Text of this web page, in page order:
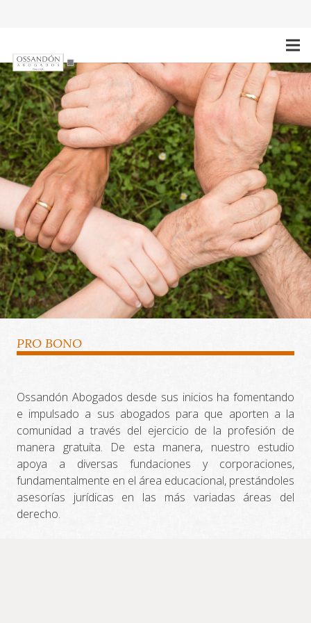
PRO BONO
Ossandón Abogados desde sus inicios ha fomentando
e impulsado a sus abogados para que aporten a la
comunidad a través del ejercicio de la profesión de
manera gratuita. De esta manera, nuestro estudio
apoya a diversas fundaciones y corporaciones,
fundamentalmente en el área educacional, prestándoles
asesorías jurídicas en las más variadas áreas del
derecho.